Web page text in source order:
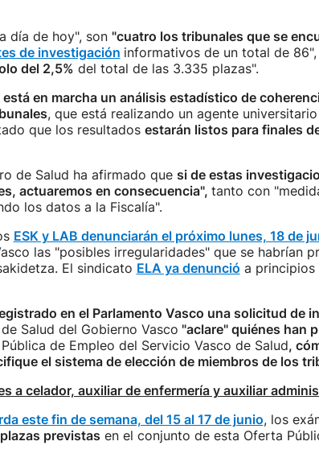
día de hoy", son "cuatro los tribunales que se
de investigación informativos de un total de
del 2,5% del total de las 3.335 plazas".
está en marcha un análisis estadístico de
, que está realizando un agente universitario
que los resultados estarán listos para finales
de Salud ha afirmado que si de estas
actuaremos en consecuencia", tanto con
los datos a la Fiscalía".
ESK y LAB denunciarán el próximo lunes, 18 de
las "posibles irregularidades" que se habrían
El sindicato ELA ya denunció a principios
en el Parlamento Vasco una solicitud de
Salud del Gobierno Vasco "aclare" quiénes han
de Empleo del Servicio Vasco de Salud,
el sistema de elección de miembros de los
a celador, auxiliar de enfermería y auxiliar
este fin de semana, del 15 al 17 de junio, los
previstas en el conjunto de esta Oferta